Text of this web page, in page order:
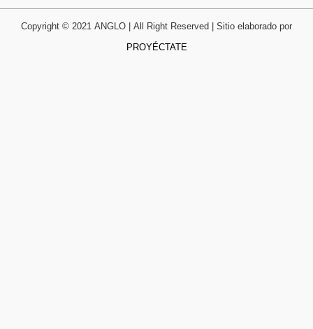
Copyright © 2021 ANGLO | All Right Reserved | Sitio elaborado por
PROYÉCTATE